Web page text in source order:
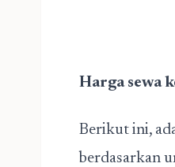
Harga sewa
Berikut ini,
berdasarkan